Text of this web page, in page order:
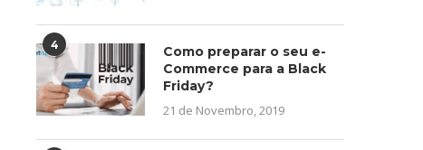
4
Como preparar o seu e-
Commerce para a Black
Friday?
21 de Novembro, 2019